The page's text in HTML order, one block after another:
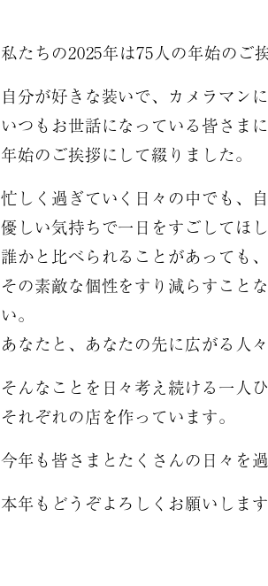
私たちの2025年は75人の年始のご
自分が好きな装いで、カメラマン
いつもお世話になっている皆さま
年始のご挨拶にして綴りました。
忙しく過ぎていく日々の中でも、自
優しい気持ちで一日をすごしてほし
誰かと比べられることがあっても、
その素敵な個性をすり減らすこと
い。
あなたと、あなたの先に広がる人
そんなことを日々考え続ける一人ひ
それぞれの店を作っています。
今年も皆さまとたくさんの日々を
本年もどうぞよろしくお願いします